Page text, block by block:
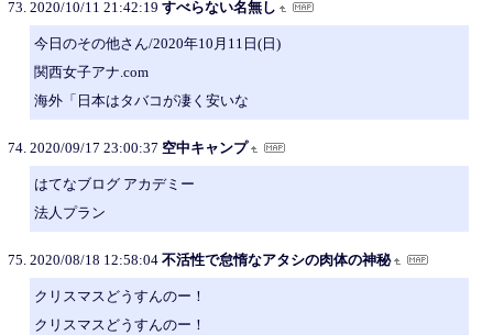
2020/10/11 21:42:19 すべらない名無し
今日のその他さん/2020年10月11日(日)
関西女子アナ.com
海外「日本はタバコが凄く安いな
2020/09/17 23:00:37 空中キャンプ
はてなブログ アカデミー
法人プラン
2020/08/18 12:58:04 不活性で怠惰なアタシの肉体の神秘
クリスマスどうすんのー！
クリスマスどうすんのー！